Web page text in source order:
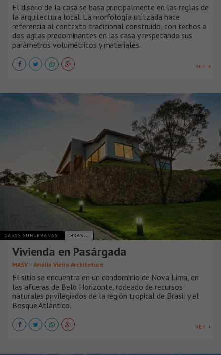
El diseño de la casa se basa principalmente en las reglas de
la arquitectura local. La morfología utilizada hace
referencia al contexto tradicional construido, con techos a
dos aguas predominantes en las casa y respetando sus
parámetros volumétricos y materiales.
VER +
CASAS SUBURBANAS BRASIL
Vivienda en Pasárgada
MASV – Amália Vieira Architeture
El sitio se encuentra en un condominio de Nova Lima, en
las afueras de Belo Horizonte, rodeado de recursos
naturales privilegiados de la región tropical de Brasil y el
Bosque Atlántico.
VER +